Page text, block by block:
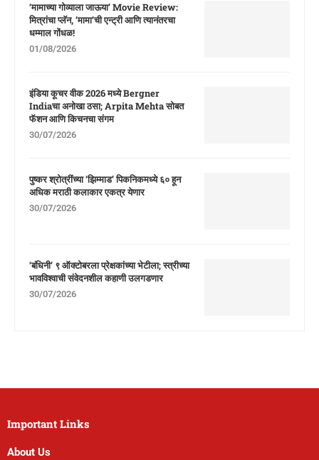
‘मामाच्या गोव्याला जाऊया’ Movie Review:
मित्रांचा प्लॅन, ‘मामा’ची एन्ट्री आणि त्यानंतरचा
धम्माल गोंधळ!
01/08/2026
इंडिया कूचर वीक 2026 मध्ये Bergner
Indiaचा अनोखा ठसा; Arpita Mehta सोबत
फॅशन आणि किचनचा संगम
30/07/2026
पुष्कर श्रोत्रींच्या ‘झिम्माड’ पिकनिकमध्ये ६० हून
अधिक मराठी कलाकार एकत्र येणार
30/07/2026
‘बंधिनी’ ९ ऑक्टोबरला प्रेक्षकांच्या भेटीला; स्त्रीच्या
भावविश्वाची संवेदनशील कहाणी उलगडणार
30/07/2026
Important Links
About Us